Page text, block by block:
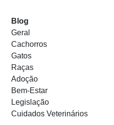
Blog
Geral
Cachorros
Gatos
Raças
Adoção
Bem-Estar
Legislação
Cuidados Veterinários